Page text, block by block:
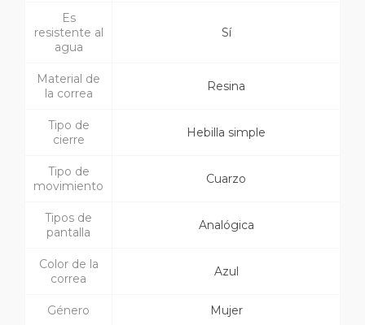
Es
resistente al
agua
Sí
Material de
la correa
Resina
Tipo de
cierre
Hebilla simple
Tipo de
movimiento
Cuarzo
Tipos de
pantalla
Analógica
Color de la
correa
Azul
Género Mujer